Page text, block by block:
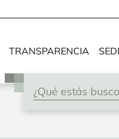
TRANSPARENCIA